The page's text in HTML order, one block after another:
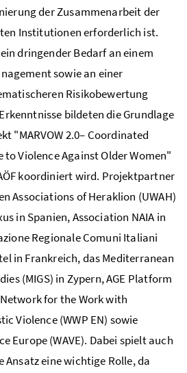
der Zusammenarbeit der
Institutionen erforderlich ist.
dringender Bedarf an einem
sowie an einer
Risikobewertung
bildeten die Grundlage
"MARVOW 2.0– Coordinated
to Violence Against Older Women"
koordiniert wird. Projektpartner
Associations of Heraklion (UWAH)
in Spanien, Association NAIA in
Regionale Comuni Italiani
in Frankreich, das Mediterranean
(MIGS) in Zypern, AGE Platform
for the Work with
Violence (WWP EN) sowie
Europe (WAVE). Dabei spielt auch
Ansatz eine wichtige Rolle, da